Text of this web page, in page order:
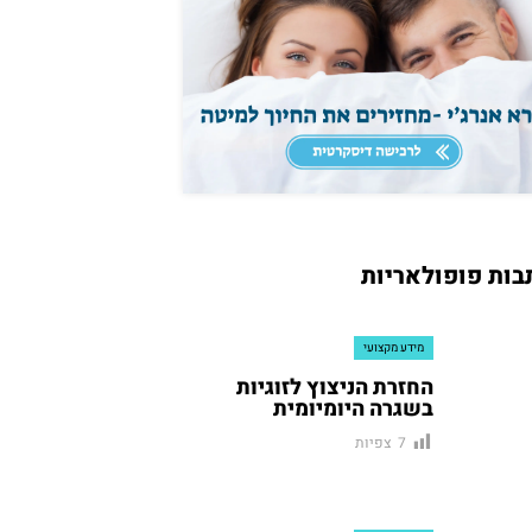
פופולאריות
מידע מקצועי
החזרת הניצוץ לזוגיות
בשגרה היומיומית
7 צפיות